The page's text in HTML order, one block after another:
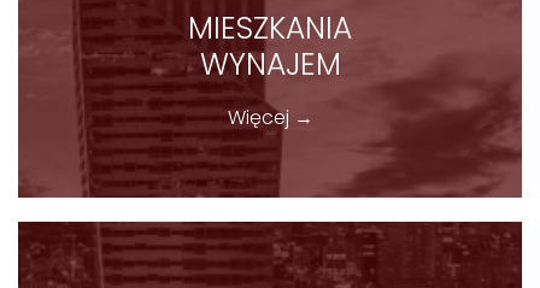
MIESZKANIA
WYNAJEM
Więcej →